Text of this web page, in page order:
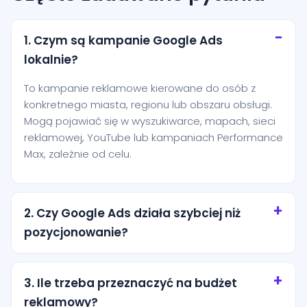
1. Czym są kampanie Google Ads
lokalnie?
To kampanie reklamowe kierowane do osób z
konkretnego miasta, regionu lub obszaru obsługi.
Mogą pojawiać się w wyszukiwarce, mapach, sieci
reklamowej, YouTube lub kampaniach Performance
Max, zależnie od celu.
2. Czy Google Ads działa szybciej niż
pozycjonowanie?
Tak, reklamy mogą zacząć generować ruch niemal
od razu po uruchomieniu. Pozycjonowanie zwykle
buduje efekt wolniej, ale bardziej długofalowo.
3. Ile trzeba przeznaczyć na budżet
reklamowy?